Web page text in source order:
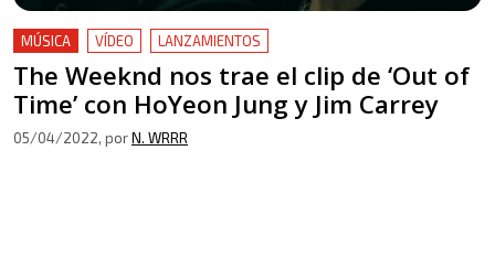
MÚSICA VÍDEO LANZAMIENTOS
The Weeknd nos trae el clip de ‘Out of
Time’ con HoYeon Jung y Jim Carrey
05/04/2022, porN. WRRR